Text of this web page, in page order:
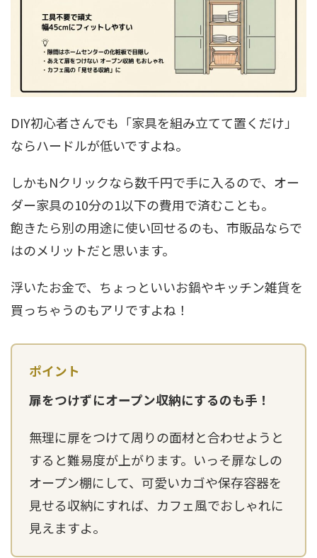
DIY初心者さんでも「家具を組み立てて置くだけ」
ならハードルが低いですよね。
しかもNクリックなら数千円で手に入るので、オー
ダー家具の10分の1以下の費用で済むことも。
飽きたら別の用途に使い回せるのも、市販品ならで
はのメリットだと思います。
浮いたお金で、ちょっといいお鍋やキッチン雑貨を
買っちゃうのもアリですよね！
扉をつけずにオープン収納にするのも手！
無理に扉をつけて周りの面材と合わせようと
すると難易度が上がります。いっそ扉なしの
オープン棚にして、可愛いカゴや保存容器を
見せる収納にすれば、カフェ風でおしゃれに
見えますよ。